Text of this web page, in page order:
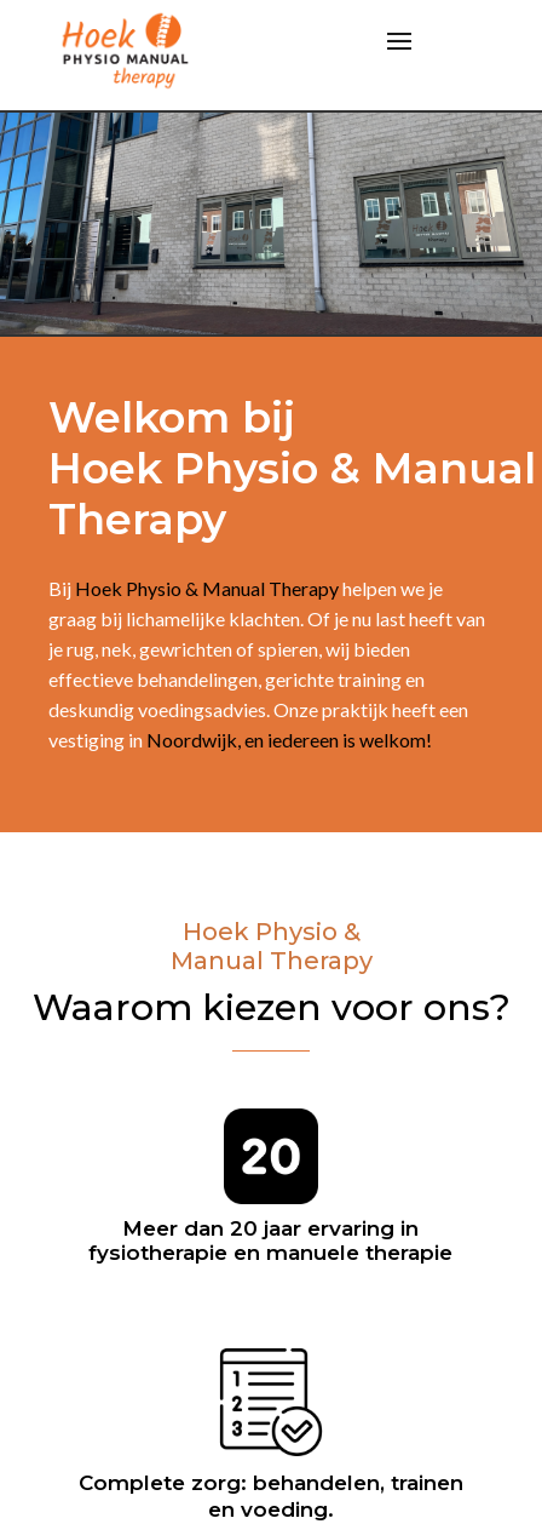
Welkom bij
Hoek Physio & Manual
Therapy
Bij Hoek Physio & Manual Therapyhelpen we je
graag bij lichamelijke klachten. Of je nu last heeft van
je rug, nek, gewrichten of spieren, wij bieden
effectieve behandelingen, gerichte training en
deskundig voedingsadvies. Onze praktijk heeft een
vestiging in Noordwijk,en iedereen is welkom!
Hoek Physio &
Manual Therapy
Waarom kiezen voor ons?
Meer dan 20 jaar ervaring in
fysiotherapie en manuele therapie
Complete zorg: behandelen, trainen
en voeding.